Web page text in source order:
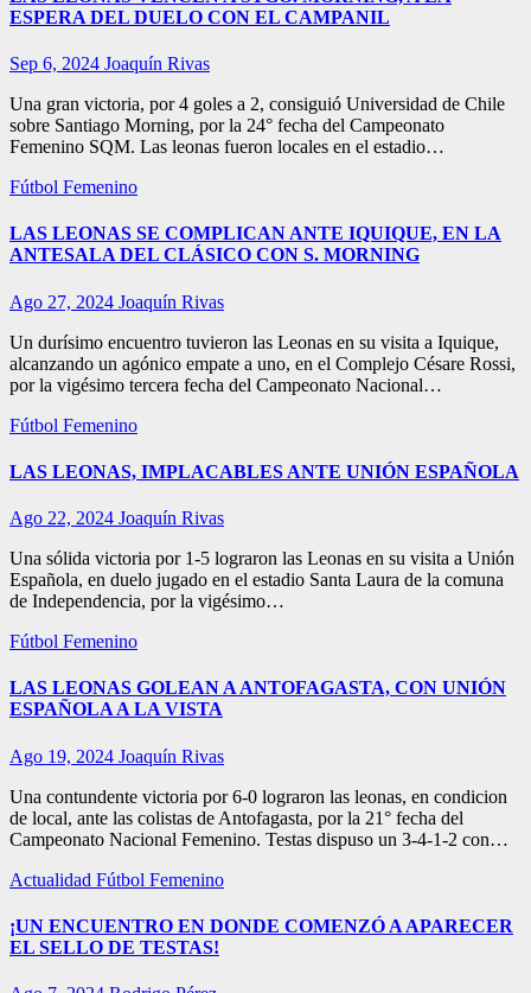
ESPERA DEL DUELO CON EL CAMPANIL
Sep 6, 2024 Joaquín Rivas
Una gran victoria, por 4 goles a 2, consiguió Universidad de Chile
sobre Santiago Morning, por la 24° fecha del Campeonato
Femenino SQM. Las leonas fueron locales en el estadio…
Fútbol Femenino
LAS LEONAS SE COMPLICAN ANTE IQUIQUE, EN LA
ANTESALA DEL CLÁSICO CON S. MORNING
Ago 27, 2024 Joaquín Rivas
Un durísimo encuentro tuvieron las Leonas en su visita a Iquique,
alcanzando un agónico empate a uno, en el Complejo Césare Rossi,
por la vigésimo tercera fecha del Campeonato Nacional…
Fútbol Femenino
LAS LEONAS, IMPLACABLES ANTE UNIÓN ESPAÑOLA
Ago 22, 2024 Joaquín Rivas
Una sólida victoria por 1-5 lograron las Leonas en su visita a Unión
Española, en duelo jugado en el estadio Santa Laura de la comuna
de Independencia, por la vigésimo…
Fútbol Femenino
LAS LEONAS GOLEAN A ANTOFAGASTA, CON UNIÓN
ESPAÑOLA A LA VISTA
Ago 19, 2024 Joaquín Rivas
Una contundente victoria por 6-0 lograron las leonas, en condicion
de local, ante las colistas de Antofagasta, por la 21° fecha del
Campeonato Nacional Femenino. Testas dispuso un 3-4-1-2 con…
Actualidad Fútbol Femenino
¡UN ENCUENTRO EN DONDE COMENZÓ A APARECER
EL SELLO DE TESTAS!